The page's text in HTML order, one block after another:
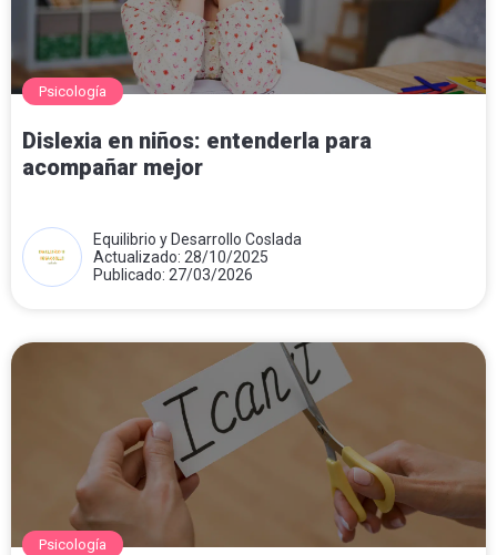
Psicología
Dislexia en niños: entenderla para
acompañar mejor
Equilibrio y Desarrollo Coslada
Actualizado: 28/10/2025
Publicado: 27/03/2026
Psicología